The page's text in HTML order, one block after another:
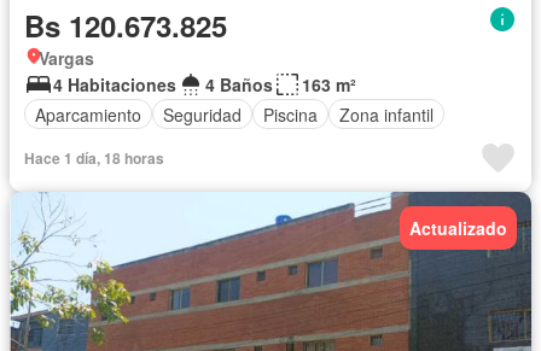
Bs 120.673.825
Vargas
4 Habitaciones
4 Baños
163 m²
Aparcamiento
Seguridad Piscina Zona infantil
Hace 1 día, 18 horas
Actualizado